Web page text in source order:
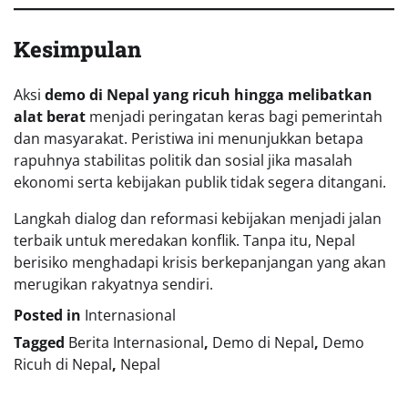
Kesimpulan
Aksi demo di Nepal yang ricuh hingga melibatkan
alat berat menjadi peringatan keras bagi pemerintah
dan masyarakat. Peristiwa ini menunjukkan betapa
rapuhnya stabilitas politik dan sosial jika masalah
ekonomi serta kebijakan publik tidak segera ditangani.
Langkah dialog dan reformasi kebijakan menjadi jalan
terbaik untuk meredakan konflik. Tanpa itu, Nepal
berisiko menghadapi krisis berkepanjangan yang akan
merugikan rakyatnya sendiri.
Posted in Internasional
Tagged Berita Internasional, Demo di Nepal, Demo
Ricuh di Nepal, Nepal